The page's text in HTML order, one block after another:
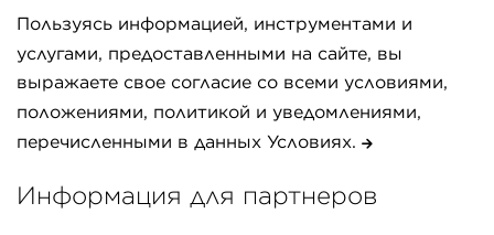
Пользуясь информацией, инструментами и
услугами, предоставленными на сайте, вы
выражаете свое согласие со всеми условиями,
положениями, политикой и уведомлениями,
перечисленными в данных Условиях.
Информация для партнеров